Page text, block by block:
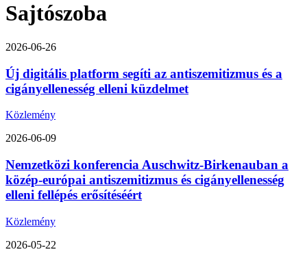
Sajtószoba
2026-06-26
Új digitális platform segíti az antiszemitizmus és a
cigányellenesség elleni küzdelmet
Közlemény
2026-06-09
Nemzetközi konferencia Auschwitz-Birkenauban a
közép-európai antiszemitizmus és cigányellenesség
elleni fellépés erősítéséért
Közlemény
2026-05-22